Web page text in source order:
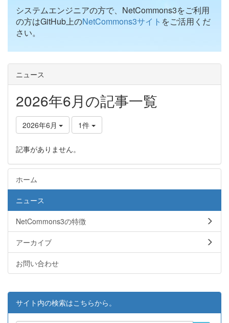
システムエンジニアの方で、NetCommons3をご利用
の方はGitHub上のNetCommons3サイト をご活用くだ
さい。
ニュース
2026年6月の記事一覧
2026年6月 1件
記事がありません。
ホーム
ニュース
NetCommons3の特徴
アーカイブ
お問い合わせ
サイト内の検索はこちらから。